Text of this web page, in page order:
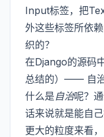
Input标签，把
外这些标签所依
织的？
在Django的源码
总结的）—— 自治
什么是自治呢？
话来说就是能自
更大的粒度来看